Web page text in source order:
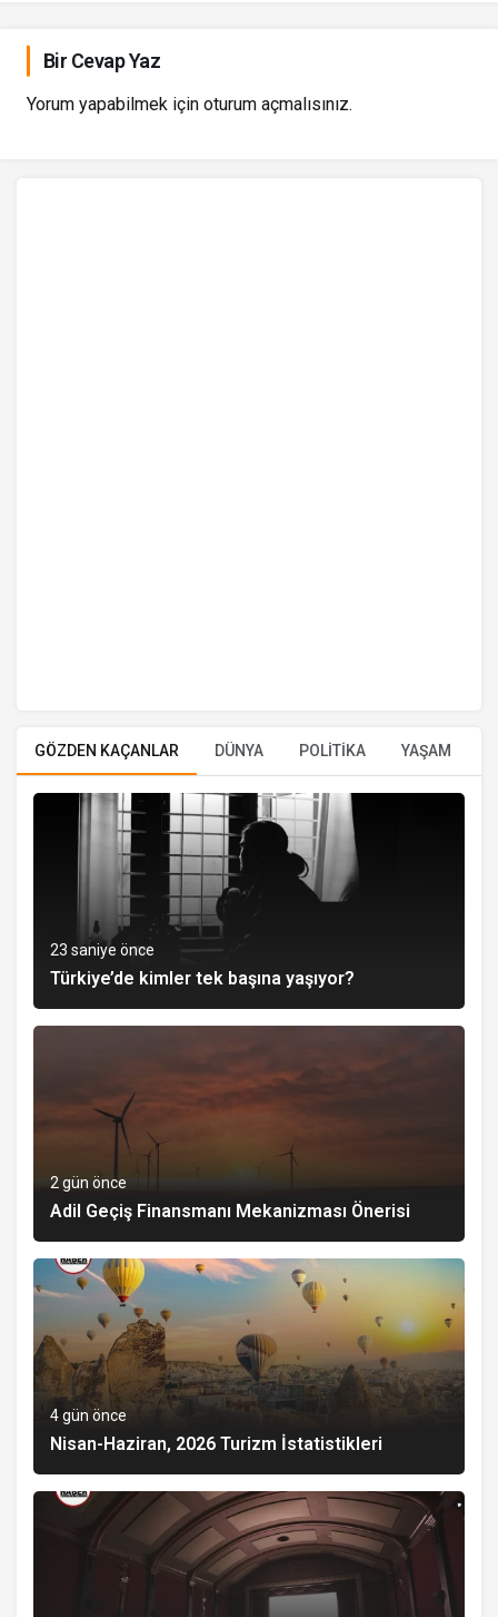
Bir Cevap Yaz
Yorum yapabilmek için oturum açmalısınız.
GÖZDEN KAÇANLAR DÜNYA POLİTİKA YAŞAM
23 saniye önce
Türkiye’de kimler tek başına yaşıyor?
2 gün önce
Adil Geçiş Finansmanı Mekanizması Önerisi
4 gün önce
Nisan-Haziran, 2026 Turizm İstatistikleri